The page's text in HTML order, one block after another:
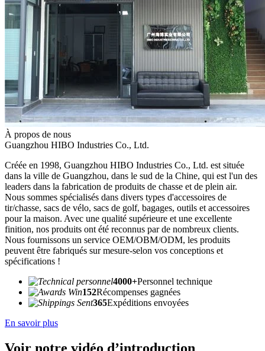
À propos de nous
Guangzhou HIBO Industries Co., Ltd.
Créée en 1998, Guangzhou HIBO Industries Co., Ltd. est située
dans la ville de Guangzhou, dans le sud de la Chine, qui est l'un des
leaders dans la fabrication de produits de chasse et de plein air.
Nous sommes spécialisés dans divers types d'accessoires de
tir/chasse, sacs de vélo, sacs de golf, bagages, outils et accessoires
pour la maison. Avec une qualité supérieure et une excellente
finition, nos produits ont été reconnus par de nombreux clients.
Nous fournissons un service OEM/OBM/ODM, les produits
peuvent être fabriqués sur mesure-selon vos conceptions et
spécifications !
4000+Personnel technique
152Récompenses gagnées
365Expéditions envoyées
En savoir plus
Voir notre vidéo d’introduction